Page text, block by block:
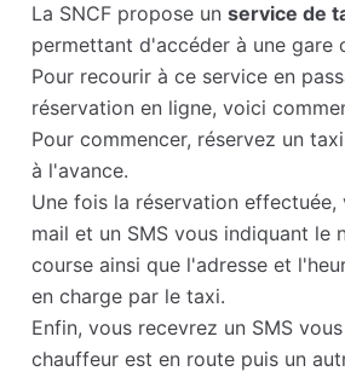
La SNCF propose unservice de
permettant d'accéder à une gare
Pour recourir à ce service en
réservation en ligne, voici
Pour commencer, réservez un
à l'avance.
Une fois la réservation effectuée,
mail et un SMS vous indiquant le
course ainsi que l'adresse et
en charge par le taxi.
Enfin, vous recevrez un SMS
chauffeur est en route puis un